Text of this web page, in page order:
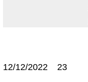
12/12/2022 23